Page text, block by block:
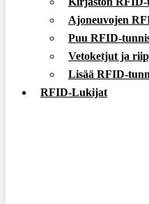
Ajoneuvojen
Puu RFID-
Vetoketjut ja
Lisää RFID-
RFID-Lukijat